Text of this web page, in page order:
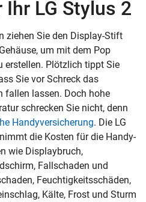
LG Stylus 2
ziehen Sie den Display-Stift
um mit dem Pop
erstellen. Plötzlich tippt Sie
Sie vor Schreck das
fallen lassen. Doch hohe
schrecken Sie nicht, denn
Handyversicherung. Die LG
die Kosten für die Handy-
wie Displaybruch,
Fallschaden und
Feuchtigkeitsschäden,
Kälte, Frost und Sturm